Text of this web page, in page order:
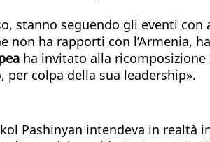
stanno seguendo gli eventi
non ha rapporti con l’Armenia,
ha invitato alla
colpa della sua leadership».
Pashinyan intendeva in